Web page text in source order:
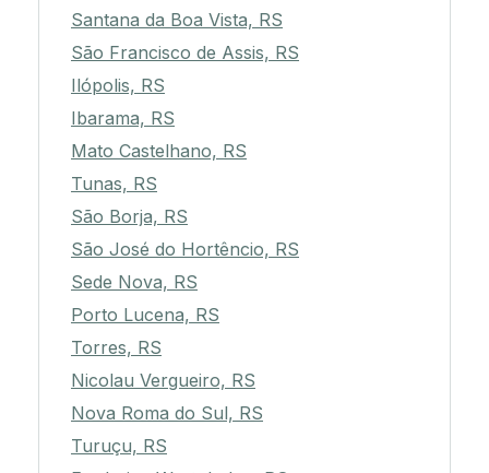
Santana da Boa Vista, RS
São Francisco de Assis, RS
Ilópolis, RS
Ibarama, RS
Mato Castelhano, RS
Tunas, RS
São Borja, RS
São José do Hortêncio, RS
Sede Nova, RS
Porto Lucena, RS
Torres, RS
Nicolau Vergueiro, RS
Nova Roma do Sul, RS
Turuçu, RS